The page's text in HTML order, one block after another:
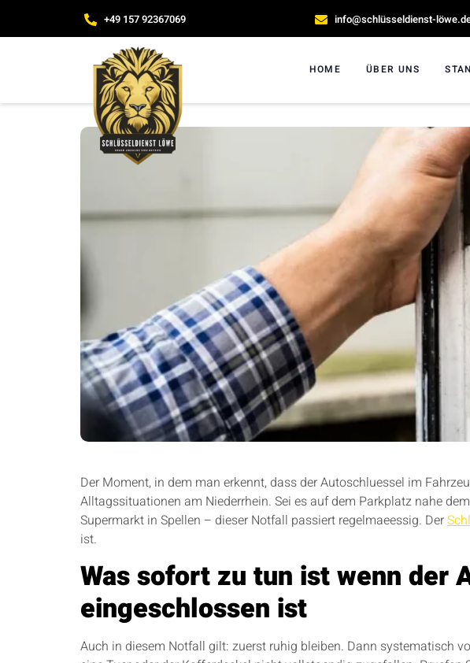
+49 157 92367069 info@schlüsseldienst-
HOME ÜBER UNS
Der Moment, in dem man erkennt, dass der Autoschluessel im
Alltagssituationen am Niederrhein. Sei es auf dem Parkplatz nahe
Supermarkt in Spellen – dieser Notfall passiert regelmaeessig. Der
ist.
Was sofort zu tun ist wenn der
eingeschlossen ist
Auch in diesem Notfall gilt: zuerst ruhig bleiben. Dann systematisch